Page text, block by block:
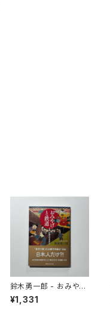
鈴木勇一郎 - おみやげ
と鉄道 「名物」が語る日
本近代史
¥1,331